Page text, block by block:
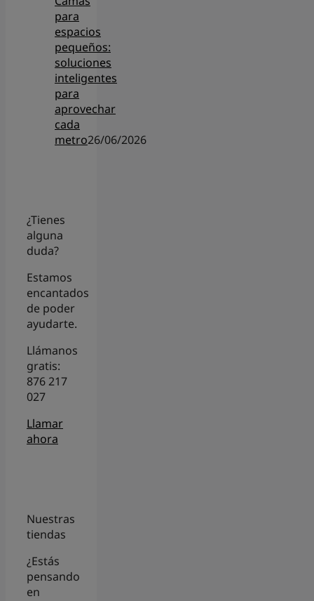
para
espacios
pequeños:
soluciones
inteligentes
para
aprovechar
cada
metro26/06/2026
¿Tienes
alguna
duda?
Estamos
encantados
de poder
ayudarte.
Llámanos
gratis:
876 217
027
Llamar
ahora
Nuestras
tiendas
¿Estás
pensando
en